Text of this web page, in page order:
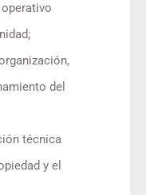
del
técnica
y el